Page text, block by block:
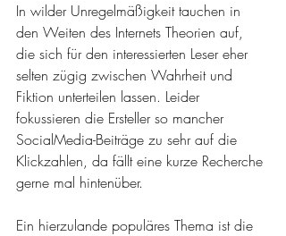
In wilder Unregelmäßigkeit tauchen in
den Weiten des Internets Theorien auf,
die sich für den interessierten Leser eher
selten zügig zwischen Wahrheit und
Fiktion unterteilen lassen. Leider
fokussieren die Ersteller so mancher
SocialMedia-Beiträge zu sehr auf die
Klickzahlen, da fällt eine kurze Recherche
gerne mal hintenüber.
Ein hierzulande populäres Thema ist die